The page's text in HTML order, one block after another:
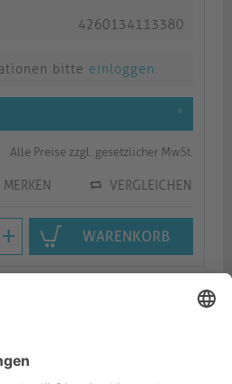
4260134113380
bitte einloggen.
*
Alle Preise zzgl. gesetzlicher MwSt.
MERKEN VERGLEICHEN
+ WARENKORB